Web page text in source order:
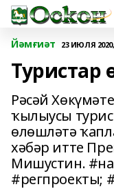
Йәмғиәт 23 ИЮЛЯ 2020,
Туристар
Рәсәй
ҡылыусы
өлөшләтә
хәбәр итте
Мишустин.
#регпроекты;